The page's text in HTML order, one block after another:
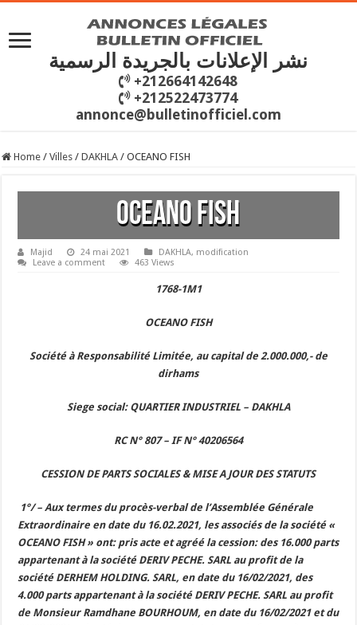
نشر الإعلانات بالجريدة الرسمية
+212664142648
+212522473774
annonce@bulletinofficiel.com
Home / Villes / DAKHLA / OCEANO FISH
OCEANO FISH
Majid 24 mai 2021 DAKHLA, modification
Leave a comment
463 Views
1768-1M1
OCEANO FISH
Société à Responsabilité Limitée, au capital de 2.000.000,- de
dirhams
Siege social: QUARTIER INDUSTRIEL – DAKHLA
RC N° 807 – IF N° 40206564
CESSION DE PARTS SOCIALES & MISE A JOUR DES STATUTS
1°/ – Aux termes du procès-verbal de l’Assemblée Générale
Extraordinaire en date du 16.02.2021, les associés de la société «
OCEANO FISH » ont: pris acte et agréé la cession: des 16.000 parts
appartenant à la société DERIV PECHE. SARL au profit de la
société DERHEM HOLDING. SARL, en date du 16/02/2021, des
4.000 parts appartenant à la société DERIV PECHE. SARL au profit
de Monsieur Ramdhane BOURHOUM, en date du 16/02/2021 et du